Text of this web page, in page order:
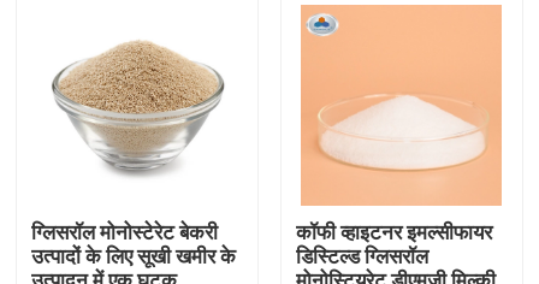
ग्लिसरॉल मोनोस्टेरेट बेकरी
उत्पादों के लिए सूखी खमीर के
कॉफी व्हाइटनर इमल्सीफायर
डिस्टिल्ड ग्लिसरॉल